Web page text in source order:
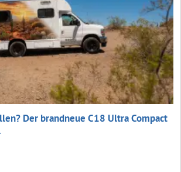
Der brandneue C18 Ultra Compact